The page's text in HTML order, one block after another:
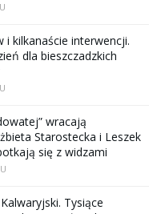
i kilkanaście interwencji.
dla bieszczadzkich
wracają
Starostecka i Leszek
się z widzami
Tysiące